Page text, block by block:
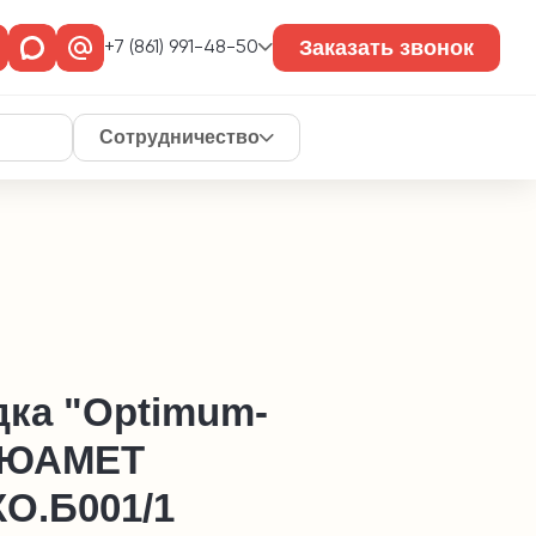
+7 (861) 991-48-50 Заказать звонок
Сотрудничество
"Оptimum-
1